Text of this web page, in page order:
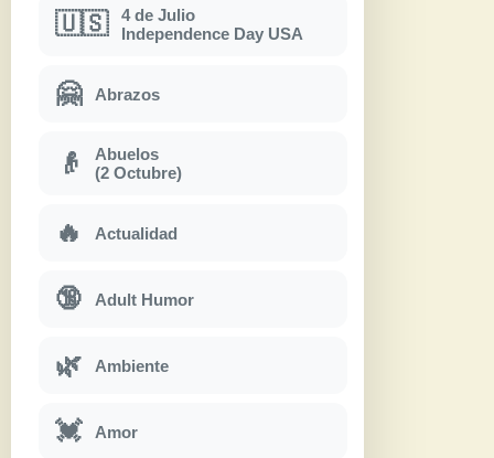
🇺🇸
4 de Julio
Independence Day USA
🤗 Abrazos
👴
Abuelos
(2 Octubre)
🔥 Actualidad
🔞 Adult Humor
🌿 Ambiente
💓 Amor